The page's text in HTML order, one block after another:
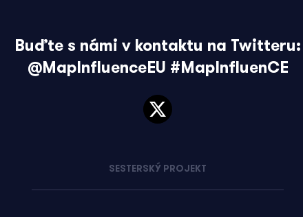
Buďte s námi v kontaktu na Twitteru:
@MapInfluenceEU #MapInfluenCE
SESTERSKÝ PROJEKT